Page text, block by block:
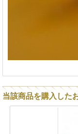
当該商品を購入した